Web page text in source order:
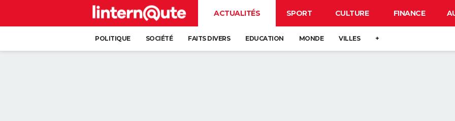
ACTUALITÉS SPORT CULTURE FINANCE
POLITIQUE SOCIÉTÉ FAITS DIVERS EDUCATION MONDE VILLES +